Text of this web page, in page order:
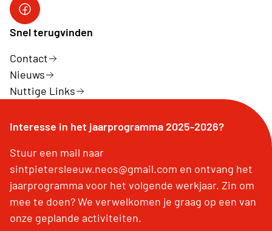
Facebook
Snel terugvinden
Contact
Nieuws
Nuttige Links
Interesse in het jaarprogramma 2025-2026?
Stuur een mail naar
sintpietersleeuw.neos@gmail.com en ontvang het
jaarprogramma voor het volgende werkjaar. Zin om
mee te doen? We verwelkomen je graag op een van
onze geplande activiteiten.